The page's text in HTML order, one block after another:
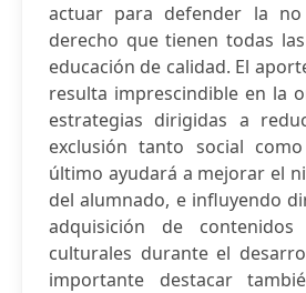
actuar para defender la no
derecho que tienen todas
educación de calidad. El
resulta imprescindible en la
estrategias dirigidas a
exclusión tanto social
último ayudará a mejorar el
del alumnado, e influyendo
adquisición de contenidos
culturales durante el
importante destacar